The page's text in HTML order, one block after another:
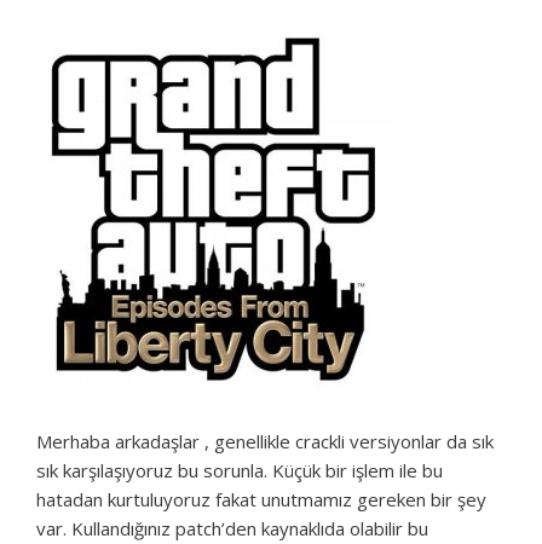
Merhaba arkadaşlar , genellikle crackli versiyonlar da sık
sık karşılaşıyoruz bu sorunla. Küçük bir işlem ile bu
hatadan kurtuluyoruz fakat unutmamız gereken bir şey
var. Kullandığınız patch’den kaynaklıda olabilir bu